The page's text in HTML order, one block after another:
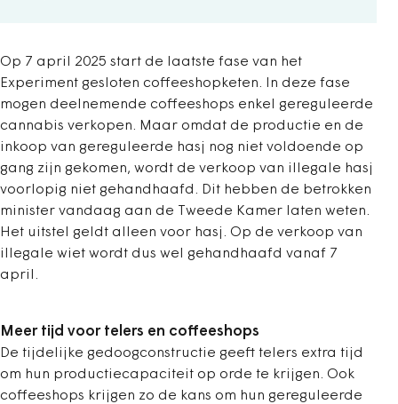
Op 7 april 2025 start de laatste fase van het
Experiment gesloten coffeeshopketen. In deze fase
mogen deelnemende coffeeshops enkel gereguleerde
cannabis verkopen. Maar omdat de productie en de
inkoop van gereguleerde hasj nog niet voldoende op
gang zijn gekomen, wordt de verkoop van illegale hasj
voorlopig niet gehandhaafd. Dit hebben de betrokken
minister vandaag aan de Tweede Kamer laten weten.
Het uitstel geldt alleen voor hasj. Op de verkoop van
illegale wiet wordt dus wel gehandhaafd vanaf 7
april.
Meer tijd voor telers en coffeeshops
De tijdelijke gedoogconstructie geeft telers extra tijd
om hun productiecapaciteit op orde te krijgen. Ook
coffeeshops krijgen zo de kans om hun gereguleerde